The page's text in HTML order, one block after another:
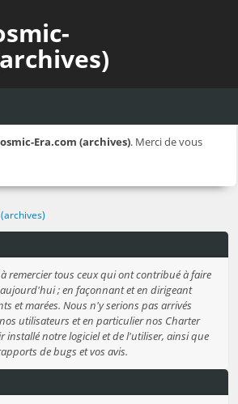
Era.com (archives). Merci de vous
remercier tous ceux qui ont contribué à faire
aujourd'hui ; en façonnant et en dirigeant
et marées. Nous n'y serions pas arrivés
utilisateurs et en particulier nos Charter
installé notre logiciel et de l'utiliser, ainsi que
de bugs et vos avis.